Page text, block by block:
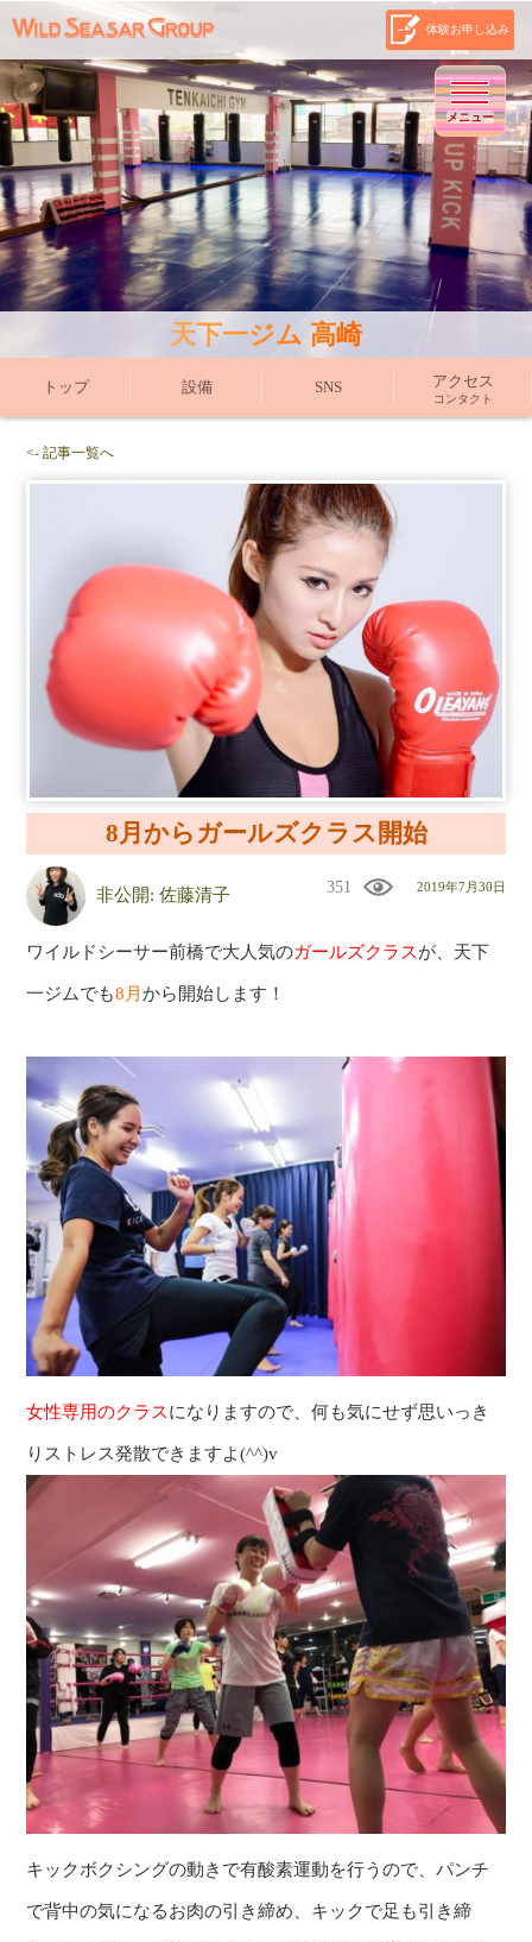
体験お申し込み
メニュー
天下一ジム 高崎
トップ 設備 SNS アクセス
コンタクト
<- 記事一覧へ
8月からガールズクラス開始
2019年7月30日
351
非公開: 佐藤清子
ワイルドシーサー前橋で大人気のガールズクラスが、天下
一ジムでも8月から開始します！
女性専用のクラスになりますので、何も気にせず思いっき
りストレス発散できますよ(^^)v
キックボクシングの動きで有酸素運動を行うので、パンチ
で背中の気になるお肉の引き締め、キックで足も引き締